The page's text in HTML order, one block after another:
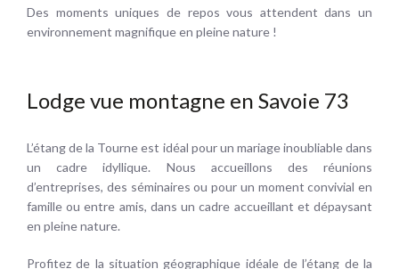
Des moments uniques de repos vous attendent dans un
environnement magnifique en pleine nature !
Lodge vue montagne en Savoie 73
L’étang de la Tourne est idéal pour un mariage inoubliable dans
un cadre idyllique. Nous accueillons des réunions
d’entreprises, des séminaires ou pour un moment convivial en
famille ou entre amis, dans un cadre accueillant et dépaysant
en pleine nature.
Profitez de la situation géographique idéale de l’étang de la